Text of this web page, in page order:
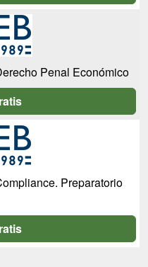
Penal Económico
Preparatorio